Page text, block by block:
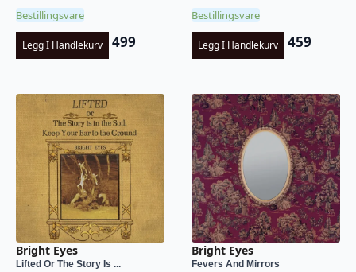
Bestillingsvare
Legg I Handlekurv 499
Bestillingsvare
Legg I Handlekurv 459
Bright Eyes
Lifted Or The Story Is ...
Bright Eyes
Fevers And Mirrors